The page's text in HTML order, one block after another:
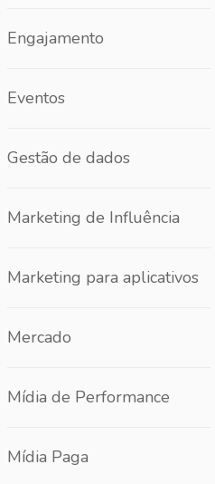
Engajamento
Eventos
Gestão de dados
Marketing de Influência
Marketing para aplicativos
Mercado
Mídia de Performance
Mídia Paga